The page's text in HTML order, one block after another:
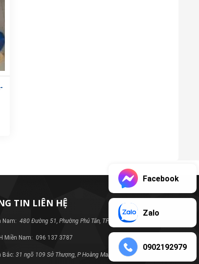
TIN LIÊN HỆ
Nam: 480 Đường 51, Phường Phú Tân, TP Bình Dương
Miền Nam: 096 137 3787
Bắc: 31 ngõ 109 Sở Thượng, P Hoàng Mai, TP Hà Nội
Facebook
Zalo
0902192979